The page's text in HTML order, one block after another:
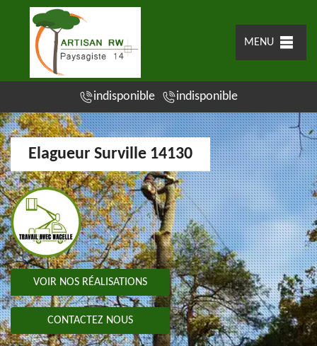
MENU
indisponible indisponible
Elagueur Surville 14130
VOIR NOS RÉALISATIONS
CONTACTEZ NOUS